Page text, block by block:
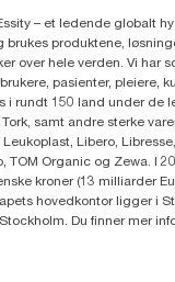
vei 6– et ledende globalt
brukes produktene,
over hele verden. Vi har
pasienter, pleiere,
i rundt 150 land under de
samt andre sterke
Libero,
TOM Organic og Zewa. I
kroner (13 milliarder
hovedkontor ligger i
Du finner mer